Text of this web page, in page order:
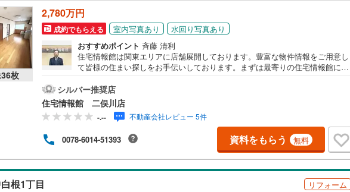
36枚
2,780万円
成約でもらえる 室内写真あり
水回り写真あり
おすすめポイント 斉藤 清利
住宅情報館は関東エリアに店舗展開しております。豊富な物件情報をご用意し
て皆様の住まい探しをお手伝いしております。まずは最寄りの住宅情報館にお
の試算やご購入の際にかかる諸費用の概算も行っております。しっかりとした
資金計画のアドバイスをさせて頂きますので、お気軽にご相談ください。
シルバー推奨店
住宅情報館 二俣川店
-.-- 不動産会社レビュー 5件
0078-6014-51393 資料をもらう 無料
根1丁目 リフォーム
宇野線(
福塩線(0) 呉線
岩徳線(0) 山口線( 0)
小野田線 (0) 美祢線 (0)
舞鶴線
0)
木次線 (0
桜井線(0) 片町線(0)
阪和線(0) 関西空港線(0)
オンライン対応とは？